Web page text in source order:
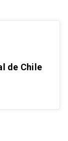
de Chile